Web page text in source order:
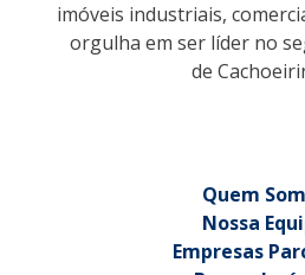
imóveis industriais,
orgulha em ser líder no
de
Quem
Nossa
Empresas